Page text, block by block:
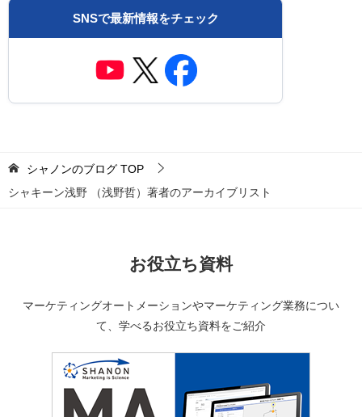
SNSで最新情報をチェック
シャノンのブログ TOP
シャキーン浅野 （浅野哲）著者のアーカイブリスト
お役立ち資料
マーケティングオートメーションやマーケティング業務につい
て、学べるお役立ち資料をご紹介